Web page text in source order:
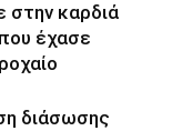
στην καρδιά
έχασε
διάσωσης